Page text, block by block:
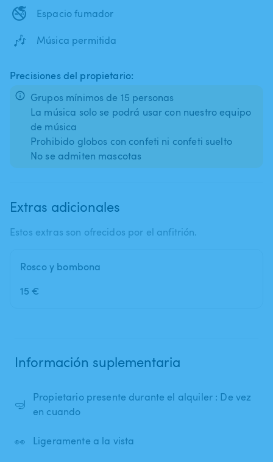
🚭 Espacio fumador
🎶 Música permitida
Precisiones del propietario:
Grupos mínimos de 15 personas
La música solo se podrá usar con nuestro equipo
de música
Prohibido globos con confeti ni confeti suelto
No se admiten mascotas
Extras adicionales
Estos extras son ofrecidos por el anfitrión.
Rosco y bombona
15 €
Información suplementaria
🤿
Propietario presente durante el alquiler : De vez
en cuando
👀 Ligeramente a la vista